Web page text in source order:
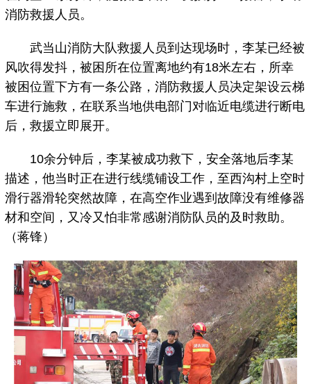
消防救援人员。
武当山消防大队救援人员到达现场时，李某已经被
风吹得发抖，被困所在位置离地约有18米左右，所幸
被困位置下方有一条公路，消防救援人员决定架设云梯
车进行施救，在联系当地供电部门对临近电缆进行断电
后，救援立即展开。
10余分钟后，李某被成功救下，安全落地后李某
描述，他当时正在进行线缆铺设工作，至西沟村上空时
滑行器滑轮突然故障，在高空作业遇到故障没有维修器
材和空间，又冷又怕非常感谢消防队员的及时救助。
（蒋锋）